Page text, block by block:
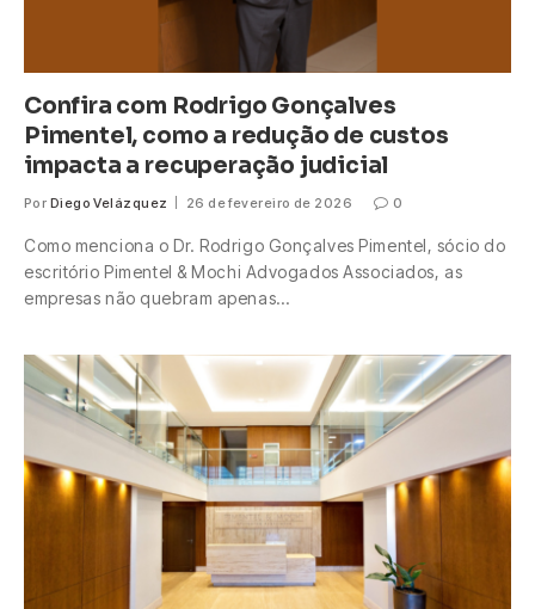
Confira com Rodrigo Gonçalves
Pimentel, como a redução de custos
impacta a recuperação judicial
Por Diego Velázquez 26 de fevereiro de 2026 0
Como menciona o Dr. Rodrigo Gonçalves Pimentel, sócio do
escritório Pimentel & Mochi Advogados Associados, as
empresas não quebram apenas…